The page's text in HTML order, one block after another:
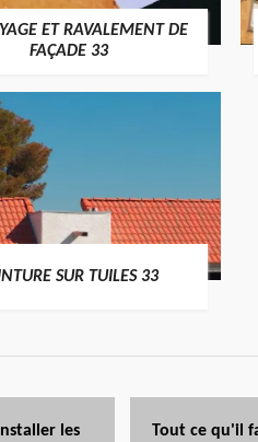
ET RAVALEMENT DE
FAÇADE 33
SUR TUILES 33
les
Tout ce qu'il